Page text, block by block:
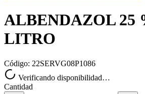
ALBENDAZOL 25
LITRO
Código: 22SERVG08P1086
Verificando disponibilidad…
Cantidad